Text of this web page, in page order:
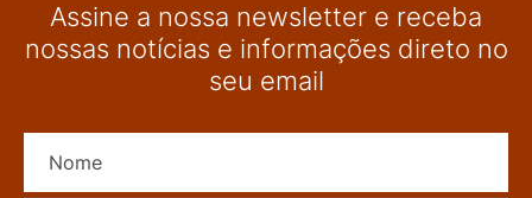
Assine a nossa newsletter e receba
nossas notícias e informações direto no
seu email